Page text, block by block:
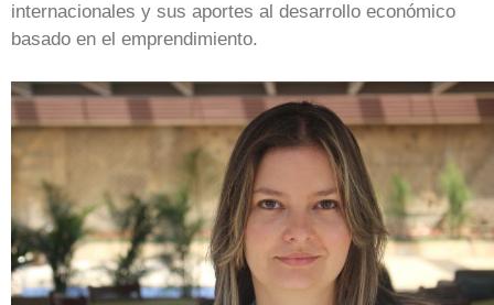
internacionales y sus aportes al desarrollo económico
basado en el emprendimiento.